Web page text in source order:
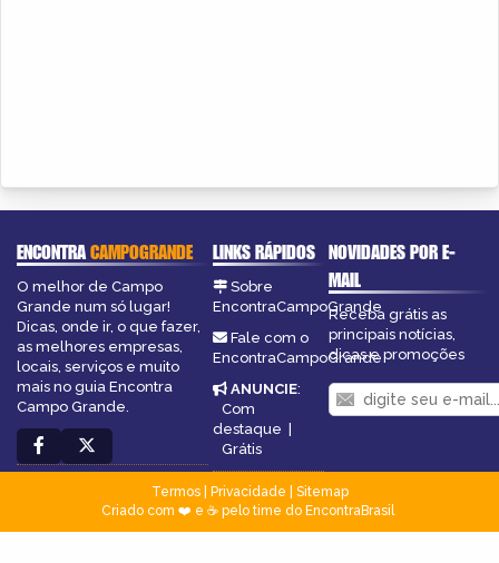
ENCONTRACAMPOGRANDE
O melhor de Campo
Grande num só lugar!
Dicas, onde ir, o que fazer,
as melhores empresas,
locais, serviços e muito
mais no guia Encontra
Campo Grande.
LINKS RÁPIDOS
Sobre
EncontraCampoGrande
Fale com o
EncontraCampoGrande
ANUNCIE:
Com
destaque |
Grátis
NOVIDADES POR E-
MAIL
Receba grátis as
principais notícias,
dicas e promoções
Termos| Privacidade
Sitemap
Criado com ❤️ e ☕ pelo time do EncontraBrasil